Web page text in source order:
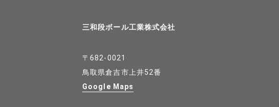
三和段ボール工業株式会社
〒682-0021
鳥取県倉吉市上井52番
Google Maps